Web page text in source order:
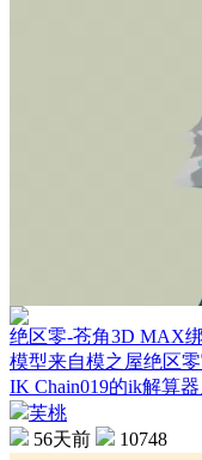
绝区零-苍角3D MAX
模型来自模之屋绝区
IK Chain019的ik解算
芙桃
56天前
10748